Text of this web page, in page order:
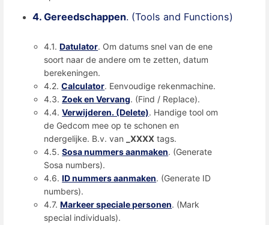
4. Gereedschappen. (Tools and Functions)
4.1.Datulator. Om datums snel van de ene
soort naar de andere om te zetten, datum
berekeningen.
4.2.Calculator. Eenvoudige rekenmachine.
4.3.Zoek en Vervang. (Find / Replace).
4.4.Verwijderen. (Delete). Handige tool om
de Gedcom mee op te schonen en
ndergelijke. B.v. van
_XXXX tags.
4.5.Sosa nummers aanmaken. (Generate
Sosa numbers).
4.6.ID nummers aanmaken. (Generate ID
numbers).
4.7.Markeer speciale personen. (Mark
special individuals).